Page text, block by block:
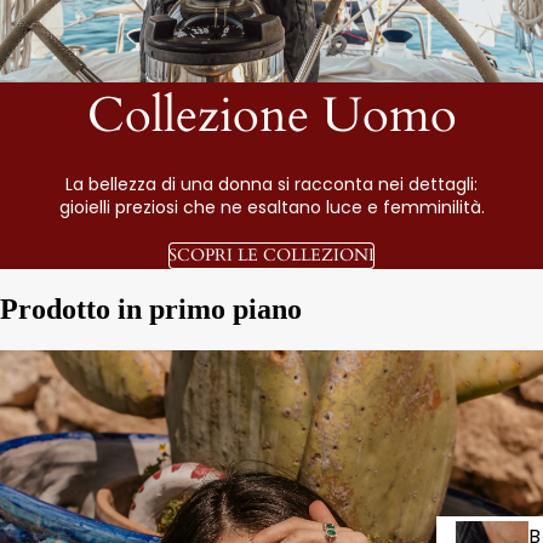
B
Collezione Uomo
La bellezza di una donna si racconta nei dettagli:
gioielli preziosi che ne esaltano luce e femminilità.
SCOPRI LE COLLEZIONI
Prodotto in primo piano